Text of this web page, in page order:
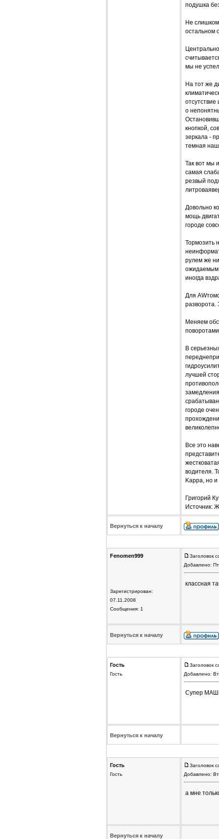
подушка
Не
остальном
мы не
На тот же
о
кнопкой,
зеркала -
темная
Так вот мы
самая
резвый
Довольно
мощь
городе
Тормозить
рулем же
ожидаемым
иногда
Для
разворота.
Меняем
В
лучшей
городе
Все это
водителя.
Kappa, но
Григорий
Источник:
Вернуться к началу
Fenomen999
Зарегистрирован:
07.11.2008
Сообщения: 1
Заголовок
Добавлено:
классная
Вернуться к началу
Гость
Гость
Заголовок
Добавлено:
Супер
Вернуться к началу
Гость
Гость
Заголовок
Добавлено:
а мне
Вернуться к началу